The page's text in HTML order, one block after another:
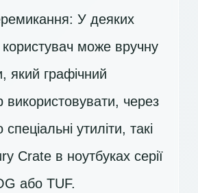
У деяких
може вручну
який графічний
використовувати, через
утиліти, такі
Crate в ноутбуках серії
або TUF.